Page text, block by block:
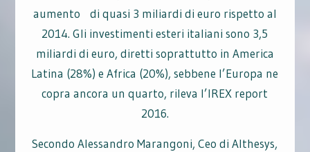
aumento di quasi 3 miliardi di euro rispetto al
2014. Gli investimenti esteri italiani sono 3,5
miliardi di euro, diretti soprattutto in America
Latina (28%) e Africa (20%), sebbene l’Europa ne
copra ancora un quarto, rileva l’IREX report
2016.
Secondo Alessandro Marangoni, Ceo di Althesys,